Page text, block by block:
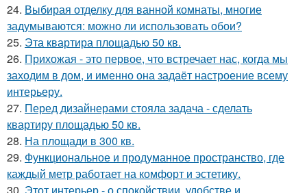
24. Выбирая отделку для ванной комнаты, многие
задумываются: можно ли использовать обои?
25. Эта квартира площадью 50 кв.
26. Прихожая - это первое, что встречает нас, когда мы
заходим в дом, и именно она задаёт настроение всему
интерьеру.
27. Перед дизайнерами стояла задача - сделать
квартиру площадью 50 кв.
28. На площади в 300 кв.
29. Функциональное и продуманное пространство, где
каждый метр работает на комфорт и эстетику.